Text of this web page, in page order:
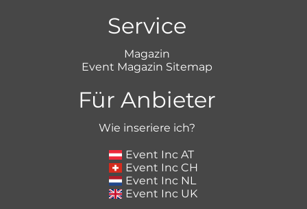
Service
Magazin
Event Magazin Sitemap
Für Anbieter
Wie inseriere ich?
Event Inc AT
Event Inc CH
Event Inc NL
Event Inc UK